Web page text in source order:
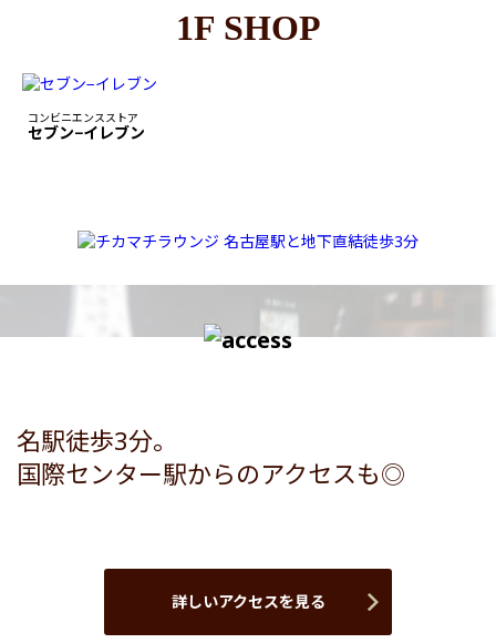
1F SHOP
コンビニエンスストア
セブン−イレブン
名駅徒歩3分。
国際センター駅からのアクセスも◎
詳しいアクセスを見る